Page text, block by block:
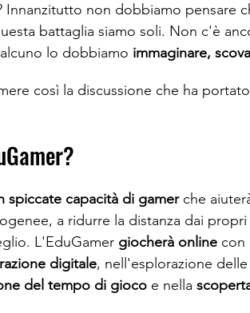
Innanzitutto non dobbiamo pensare
battaglia siamo soli. Non c'è
lo dobbiamo immaginare,
così la discussione che ha
spiccate capacità di gamer che
a ridurre la distanza dai
L'EduGamer giocherà online con
digitale, nell'esplorazione delle
del tempo di gioco e nella